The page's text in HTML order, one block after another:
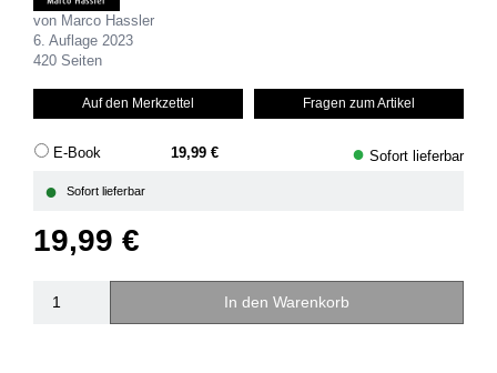
von Marco Hassler
6. Auflage 2023
420 Seiten
Auf den Merkzettel Fragen zum Artikel
E-Book 19,99 € ● Sofort lieferbar
● Sofort lieferbar
19,99 €
In den Warenkorb